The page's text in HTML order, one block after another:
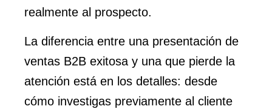
realmente al prospecto.
La diferencia entre una presentación de
ventas B2B exitosa y una que pierde la
atención está en los detalles: desde
cómo investigas previamente al cliente